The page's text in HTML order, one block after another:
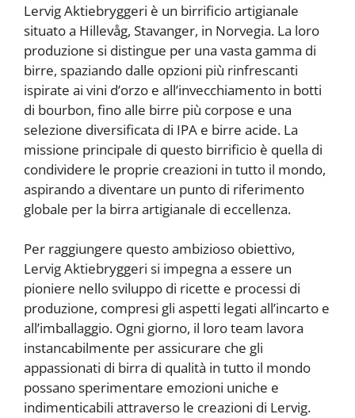
Lervig Aktiebryggeri è un birrificio artigianale
situato a Hillevåg, Stavanger, in Norvegia. La loro
produzione si distingue per una vasta gamma di
birre, spaziando dalle opzioni più rinfrescanti
ispirate ai vini d’orzo e all’invecchiamento in botti
di bourbon, fino alle birre più corpose e una
selezione diversificata di IPA e birre acide. La
missione principale di questo birrificio è quella di
condividere le proprie creazioni in tutto il mondo,
aspirando a diventare un punto di riferimento
globale per la birra artigianale di eccellenza.
Per raggiungere questo ambizioso obiettivo,
Lervig Aktiebryggeri si impegna a essere un
pioniere nello sviluppo di ricette e processi di
produzione, compresi gli aspetti legati all’incarto e
all’imballaggio. Ogni giorno, il loro team lavora
instancabilmente per assicurare che gli
appassionati di birra di qualità in tutto il mondo
possano sperimentare emozioni uniche e
indimenticabili attraverso le creazioni di Lervig.